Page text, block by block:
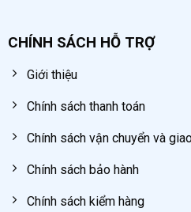
Cụm chỉnh áp
CHÍNH SÁCH HỖ TRỢ
Giới thiệu
Chính sách thanh toán
Chính sách vận chuyển và
Chính sách bảo hành
Chính sách kiểm hàng